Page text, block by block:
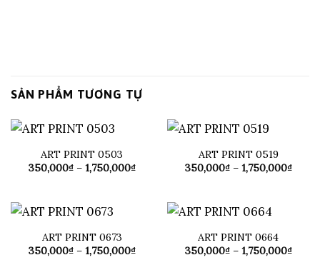
SẢN PHẨM TƯƠNG TỰ
ART PRINT 0503
350,000₫ – 1,750,000₫Khoảng
1,750,000₫
ART PRINT 0519
350,000₫ – 1,750,000₫
ART PRINT 0673
350,000₫ – 1,750,000₫Khoảng
ART PRINT 0664
350,000₫ – 1,750,000₫